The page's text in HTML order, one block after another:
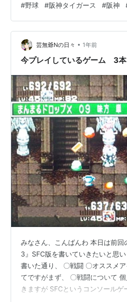
#野球 #阪神タイガース #阪神
芸無爺Nの日々 • 1年前
今プレイしているゲーム 3
みなさん、こんばんわ 本日は前回
3』SFC版を書いていきたいと思
書いた通り、 〇戦闘 〇オススメ
てですがまず、 〇戦闘について
きますが SFCというコンソールゲ